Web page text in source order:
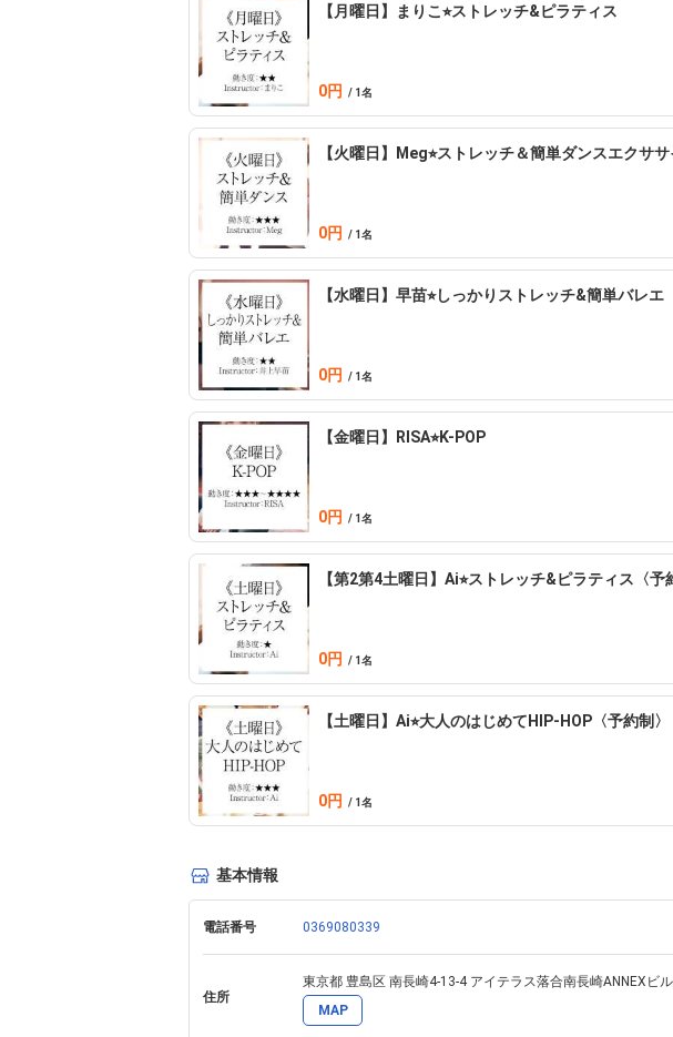
●料金について
‼︎表示金額はレッスン料金ではありません‼︎
レッスン料金は下記のとおりです。
〈体験初回無料・入会後1回無料〉
〈会員1レッスン1,800円・非会員2,500円〉
【月曜日】まりこ⭐︎ストレッチ&ピラティス
0円 / 1名
【火曜日】Meg⭐︎ストレッチ＆簡単ダンスエクサ
0円 / 1名
【水曜日】早苗⭐︎しっかりストレッチ&簡単バレエ
0円 / 1名
【金曜日】RISA⭐︎K-POP
0円 / 1名
【第2第4土曜日】Ai⭐︎ストレッチ&ピラティス〈予
0円 / 1名
【土曜日】Ai⭐︎大人のはじめてHIP-HOP〈予約制〉
0円 / 1名
基本情報
電話番号 0369080339
住所
東京都 豊島区 南長崎4-13-4 アイテラス落合南長崎ANNEXビ
MAP